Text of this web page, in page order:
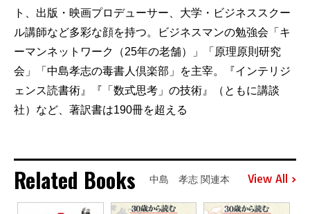
ト、出版・映画プロデューサー、大学・ビジネススクー
ル講師など多彩な顔を持つ。ビジネスマンの勉強会「キ
ーマンネットワーク（25年の老舗）」「原理原則研究
会」「中島孝志の毒書人倶楽部」を主宰。『インテリジ
ェンス読書術』『「数式思考」の技術』（ともに講談
社）など、著訳書は190冊を超える
Related Books 中島 孝志 関連本 View All